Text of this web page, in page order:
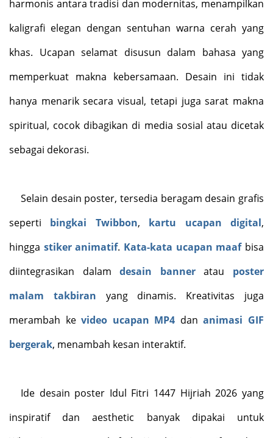
harmonis antara tradisi dan modernitas, menampilkan
kaligrafi elegan dengan sentuhan warna cerah yang
khas. Ucapan selamat disusun dalam bahasa yang
memperkuat makna kebersamaan. Desain ini tidak
hanya menarik secara visual, tetapi juga sarat makna
spiritual, cocok dibagikan di media sosial atau dicetak
sebagai dekorasi.
Selain desain poster, tersedia beragam desain grafis
seperti bingkai Twibbon, kartu ucapan digital,
hingga stiker animatif. Kata-kata ucapan maafbisa
diintegrasikan dalamdesain banneratau poster
malam takbiran yang dinamis. Kreativitas juga
merambah kevideo ucapan MP4 dananimasi GIF
bergerak, menambah kesan interaktif.
Ide desain poster Idul Fitri 1447 Hijriah 2026 yang
inspiratif dan aesthetic banyak dipakai untuk